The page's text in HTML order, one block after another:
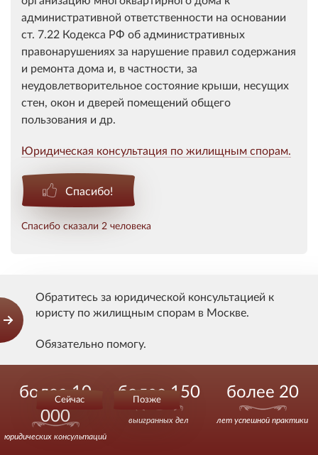
административной ответственности на основании
ст. 7.22 Кодекса РФ об административных
правонарушениях за нарушение правил содержания
и ремонта дома и, в частности, за
неудовлетворительное состояние крыши, несущих
стен, окон и дверей помещений общего
пользования и др.
Юридическая консультация по жилищным спорам.
Спасибо!
Спасибо сказали 2 человека
Ваше имя
Ваш комментарий
Обратитесь за юридической консультацией к
юристу по жилищным спорам в Москве.
Обязательно помогу.
Сейчас Позже
более 10
000
юридических консультаций
более 150
выигранных дел
более 20
лет успешной практики